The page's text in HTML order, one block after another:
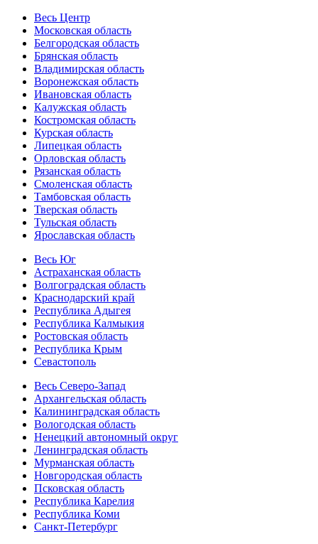
Весь Центр
Московская область
Белгородская область
Брянская область
Владимирская область
Воронежская область
Ивановская область
Калужская область
Костромская область
Курская область
Липецкая область
Орловская область
Рязанская область
Смоленская область
Тамбовская область
Тверская область
Тульская область
Ярославская область
Весь Юг
Астраханская область
Волгоградская область
Краснодарский край
Республика Адыгея
Республика Калмыкия
Ростовская область
Республика Крым
Севастополь
Весь Северо-Запад
Архангельская область
Калининградская область
Вологодская область
Ненецкий автономный округ
Ленинградская область
Мурманская область
Новгородская область
Псковская область
Республика Карелия
Республика Коми
Санкт-Петербург